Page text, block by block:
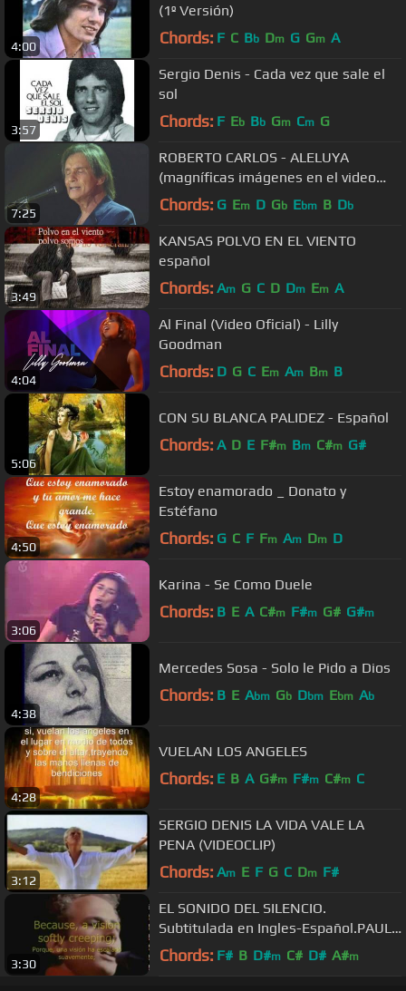
4:00
(1º Versión)
Chords: F C Bb Dm G Gm A
3:57
Sergio Denis - Cada vez que sale el
sol
Chords: F Eb Bb Gm Cm G
7:25
ROBERTO CARLOS - ALELUYA
(magníficas imágenes en el video
2013) - HD
Chords: G Em D Gb Ebm B Db
3:49
KANSAS POLVO EN EL VIENTO
español
Chords: Am G C D Dm Em A
4:04
Al Final (Video Oficial) - Lilly
Goodman
Chords: D G C Em Am Bm B
5:06
CON SU BLANCA PALIDEZ - Español
Chords: A D E F#m Bm C#m G#
4:50
Estoy enamorado _ Donato y
Estéfano
Chords: G C F Fm Am Dm D
3:06
Karina - Se Como Duele
Chords: B E A C#m F#m G# G#m
4:38
Mercedes Sosa - Solo le Pido a Dios
Chords: B E Abm Gb Dbm Ebm Ab
4:28
VUELAN LOS ANGELES
Chords: E B A G#m F#m C#m C
3:12
SERGIO DENIS LA VIDA VALE LA
PENA (VIDEOCLIP)
Chords: Am E F G C Dm F#
3:30
EL SONIDO DEL SILENCIO.
Subtitulada en Ingles-Español.PAUL
SIMON & ART GARFUNKEL
Chords: F# B D#m C# D# A#m